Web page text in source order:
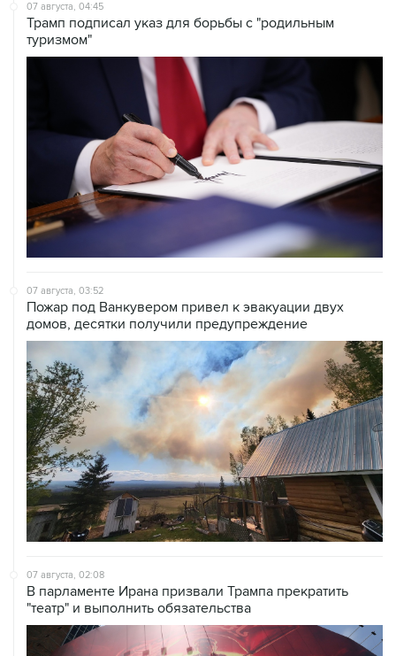
07 августа, 04:45
Трамп подписал указ для борьбы с "родильным
туризмом"
07 августа, 03:52
Пожар под Ванкувером привел к эвакуации двух
домов, десятки получили предупреждение
07 августа, 02:08
В парламенте Ирана призвали Трампа прекратить
"театр" и выполнить обязательства